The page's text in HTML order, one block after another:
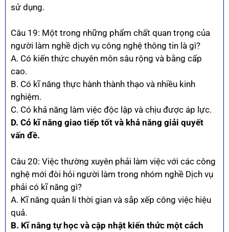
sử dụng.
Câu 19: Một trong những phẩm chất quan trọng của
người làm nghề dịch vụ công nghệ thông tin là gì?
A. Có kiến thức chuyên môn sâu rộng và bằng cấp
cao.
B. Có kĩ năng thực hành thành thạo và nhiều kinh
nghiệm.
C. Có khả năng làm việc độc lập và chịu được áp lực.
D. Có kĩ năng giao tiếp tốt và khả năng giải quyết
vấn đề.
Câu 20: Việc thường xuyên phải làm việc với các công
nghệ mới đòi hỏi người làm trong nhóm nghề Dịch vụ
phải có kĩ năng gì?
A. Kĩ năng quản lí thời gian và sắp xếp công việc hiệu
quả.
B. Kĩ năng tự học và cập nhật kiến thức một cách